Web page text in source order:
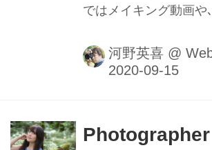
ではメイキング動画や
きるのはもちろん､週
話も大きなポイントだ
メる様子を堪能しよう
河野英喜 @
Photographer